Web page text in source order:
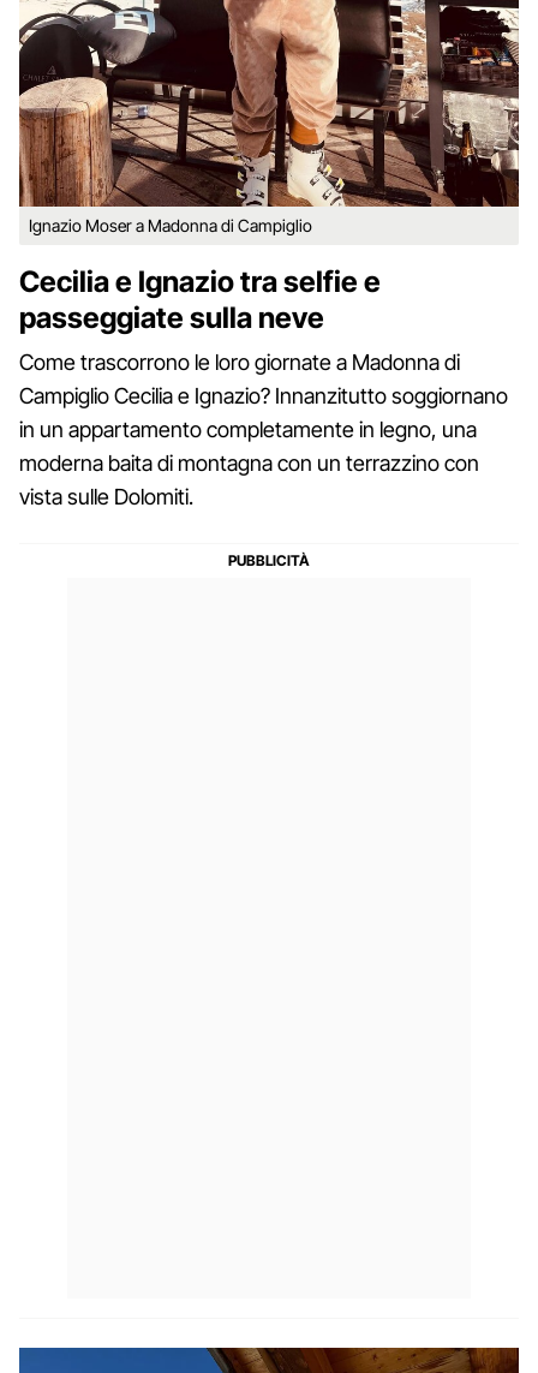
Ignazio Moser a Madonna di Campiglio
Cecilia e Ignazio tra selfie e
passeggiate sulla neve
Come trascorrono le loro giornate a Madonna di
Campiglio Cecilia e Ignazio? Innanzitutto soggiornano
in un appartamento completamente in legno, una
moderna baita di montagna con un terrazzino con
vista sulle Dolomiti.